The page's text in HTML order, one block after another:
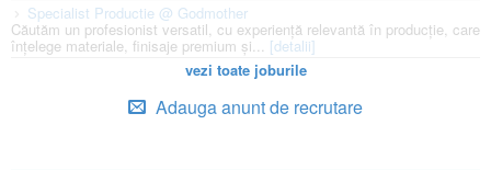
Specialist Productie @ Godmother
Căutăm un profesionist versatil, cu experiență relevantă în producție, care
înțelege materiale, finisaje premium și... [detalii]
vezi toate joburile
Adauga anunt de recrutare